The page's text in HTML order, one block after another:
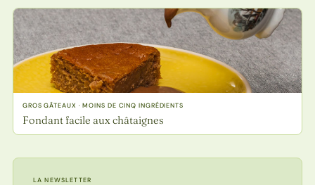
GROS GÂTEAUX · MOINS DE CINQ INGRÉDIENTS
Fondant facile aux châtaignes
LA NEWSLETTER